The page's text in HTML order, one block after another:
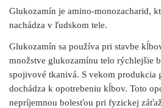
Glukozamín je amino-monozacharid,
nachádza v ľudskom tele.
Glukozamín sa používa pri stavbe
množstve glukozamínu telo rýchlejšie
spojivové tkanivá. S vekom produkcia
dochádza k opotrebeniu kĺbov. Toto
nepríjemnou bolesťou pri fyzickej